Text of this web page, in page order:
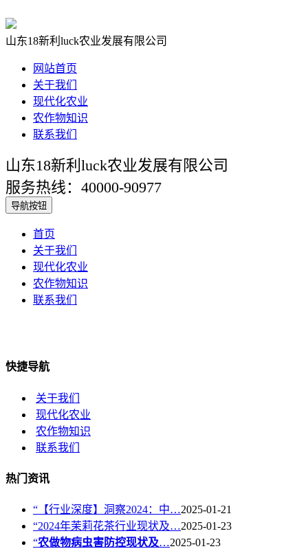
山东18新利luck农业发展有限公司
网站首页
关于我们
现代化农业
农作物知识
联系我们
山东18新利luck农业发展有限公司
服务热线：40000-90977
导航按钮
首页
关于我们
现代化农业
农作物知识
联系我们
快捷导航
关于我们
现代化农业
农作物知识
联系我们
热门资讯
“【行业深度】洞察2024：中…2025-01-21
“2024年茉莉花茶行业现状及…2025-01-23
“农做物病虫害防控现状及…2025-01-23